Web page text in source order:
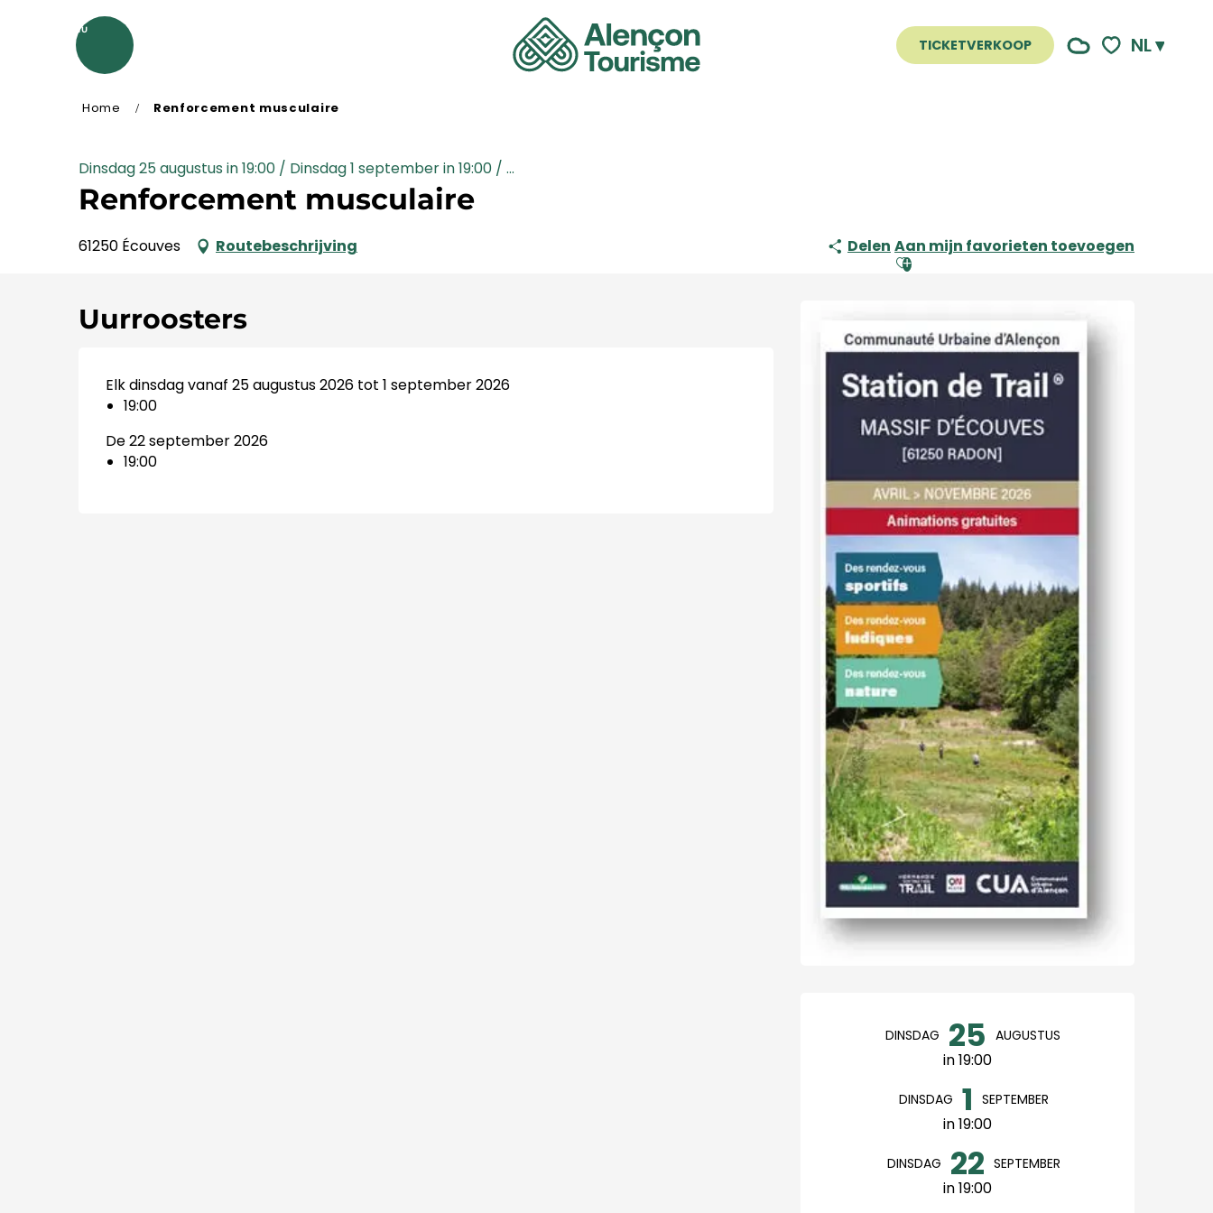
TICKETVERKOOP NL
MENU
Home Renforcement musculaire
Dinsdag 25 augustus in 19:00 / Dinsdag 1 september in 19:00 / ...
Renforcement musculaire
61250 Écouves Routebeschrijving Delen Ajouter aux favoris
Aan mijn favorieten toevoegen
Openingstijden en
DINSDAG 25 AUGUSTUS
in 19:00
DINSDAG 1 SEPTEMBER
in 19:00
DINSDAG 22 SEPTEMBER
in 19:00
Uurroosters
Elk dinsdag vanaf 25 augustus 2026 tot 1 september 2026
19:00
De 22 september 2026
19:00